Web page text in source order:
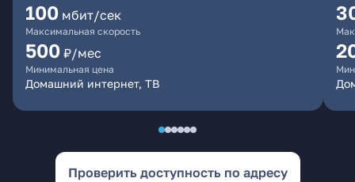
100 мбит/сек
Максимальная скорость
500 ₽/мес
Минимальная цена
Домашний интернет, ТВ
Проверить доступность по адресу